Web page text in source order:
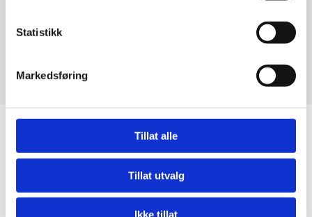
Statistikk
Markedsføring
Tillat alle
Tillat utvalg
Ikke tillat